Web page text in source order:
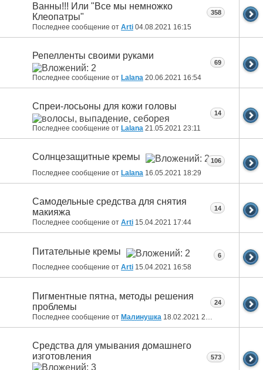
Ванны!!! Или "Все мы немножко
Клеопатры"
Последнее сообщение от Arti 04.08.2021 16:15
358
Репелленты своими руками
Последнее сообщение от Lalana 20.06.2021 16:54
69
Спреи-лосьоны для кожи головы
Последнее сообщение от Lalana 21.05.2021 23:11
14
Солнцезащитные кремы
Последнее сообщение от Lalana 16.05.2021 18:29
106
Самодельные средства для снятия
макияжа
Последнее сообщение от Arti 15.04.2021 17:44
14
Питательные кремы
Последнее сообщение от Arti 15.04.2021 16:58
6
Пигментные пятна, методы решения
проблемы
Последнее сообщение от Малинушка 18.02.2021 21:00
24
Средства для умывания домашнего
изготовления
573